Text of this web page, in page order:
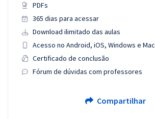
PDFs
365 dias para acessar
Download ilimitado das aulas
Acesso no Android, iOS, Windows e Mac
Certificado de conclusão
Fórum de dúvidas com professores
Compartilhar